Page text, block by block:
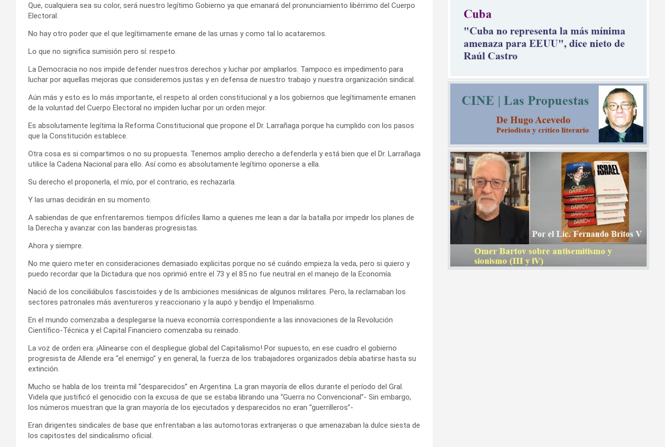
Que, cualquiera sea su color, será nuestro legítimo Gobierno ya que emanará del pronunciamiento libérrimo del Cuerpo
Electoral.
No hay otro poder que el que legítimamente emane de las urnas y como tal lo acataremos.
Lo que no significa sumisión pero sí: respeto.
La Democracia no nos impide defender nuestros derechos y luchar por ampliarlos. Tampoco es impedimento para
luchar por aquellas mejoras que consideremos justas y en defensa de nuestro trabajo y nuestra organización sindical.
Aún más y esto es lo más importante, el respeto al orden constitucional y a los gobiernos que legítimamente emanen
de la voluntad del Cuerpo Electoral no impiden luchar por un orden mejor.
Es absolutamente legítima la Reforma Constitucional que propone el Dr. Larrañaga porque ha cumplido con los pasos
que la Constitución establece.
Otra cosa es si compartimos o no su propuesta. Tenemos amplio derecho a defenderla y está bien que el Dr. Larrañaga
utilice la Cadena Nacional para ello. Así como es absolutamente legítimo oponerse a ella.
Su derecho el proponerla, el mío, por el contrario, es rechazarla.
Y las urnas decidirán en su momento.
A sabiendas de que enfrentaremos tiempos difíciles llamo a quienes me lean a dar la batalla por impedir los planes de
la Derecha y avanzar con las banderas progresistas.
Ahora y siempre.
No me quiero meter en consideraciones demasiado explicitas porque no sé cuándo empieza la veda, pero si quiero y
puedo recordar que la Dictadura que nos oprimió entre el 73 y el 85 no fue neutral en el manejo de la Economía.
Nació de los conciliábulos fascistoides y de ls ambiciones mesiánicas de algunos militares. Pero, la reclamaban los
sectores patronales más aventureros y reaccionario y la aupó y bendijo el Imperialismo.
En el mundo comenzaba a desplegarse la nueva economía correspondiente a las innovaciones de la Revolución
Científico-Técnica y el Capital Financiero comenzaba su reinado.
La voz de orden era: ¡Alinearse con el despliegue global del Capitalismo! Por supuesto, en ese cuadro el gobierno
progresista de Allende era “el enemigo” y en general, la fuerza de los trabajadores organizados debía abatirse hasta su
extinción.
Mucho se habla de los treinta mil “desparecidos” en Argentina. La gran mayoría de ellos durante el período del Gral.
Videla que justificó el genocidio con la excusa de que se estaba librando una “Guerra no Convencional”- Sin embargo,
los números muestran que la gran mayoría de los ejecutados y desparecidos no eran “guerrilleros”-
Eran dirigentes sindicales de base que enfrentaban a las automotoras extranjeras o que amenazaban la dulce siesta de
los capitostes del sindicalismo oficial.